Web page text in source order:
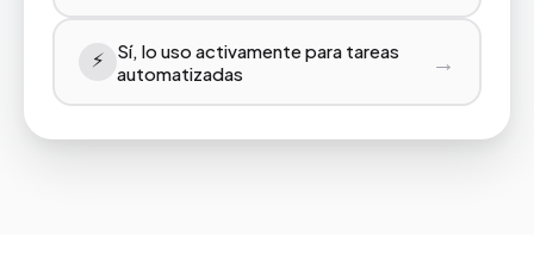
⚡️
Sí, lo uso activamente para tareas
automatizadas
→